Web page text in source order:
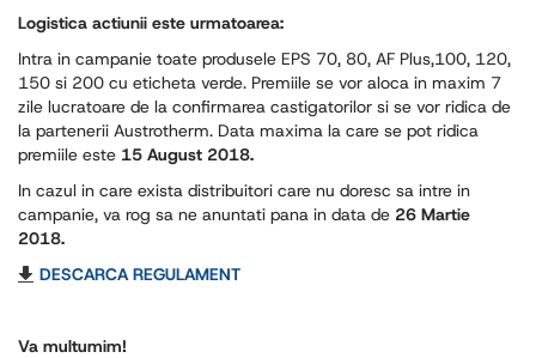
Logistica actiunii este urmatoarea:
Intra in campanie toate produsele EPS 70, 80, AF Plus,100, 120,
150 si 200 cu eticheta verde. Premiile se vor aloca in maxim 7
zile lucratoare de la confirmarea castigatorilor si se vor ridica de
la partenerii Austrotherm. Data maxima la care se pot ridica
premiile este 15 August 2018.
In cazul in care exista distribuitori care nu doresc sa intre in
campanie, va rog sa ne anuntati pana in data de 26 Martie
2018.
DESCARCA REGULAMENT
Va multumim!